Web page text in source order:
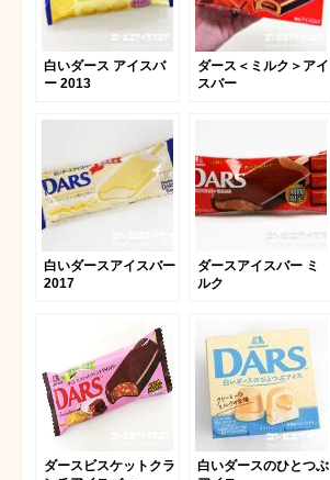
白いダース アイスバ
ー 2013
ダース＜ミルク＞アイ
スバー
白いダースアイスバー
2017
ダースアイスバー ミ
ルク
ダースビスケットクラ
白いダースのひとつぶ